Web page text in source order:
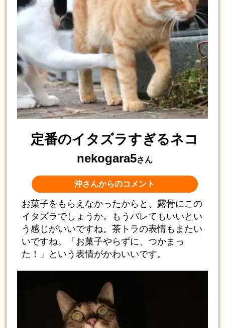
定番のイタズラすぎるネコ
nekogara5さん
沖さんからのコメント
お菓子をもらえなかったからと、露骨にこの
イタズラでしょうか。もうバレてもいいとい
う感じがいいですね。茶トラの表情もまたい
いですね。「お菓子やらずに、つかまっ
た！」という表情がかわいいです。